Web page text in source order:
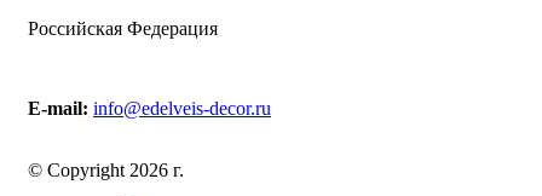
Российская Федерация
E-mail: info@edelveis-decor.ru
© Copyright 2026 г.